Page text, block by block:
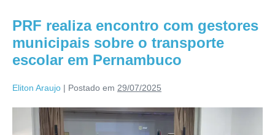
PRF realiza encontro com gestores
municipais sobre o transporte
escolar em Pernambuco
Eliton Araujo | Postado em 29/07/2025